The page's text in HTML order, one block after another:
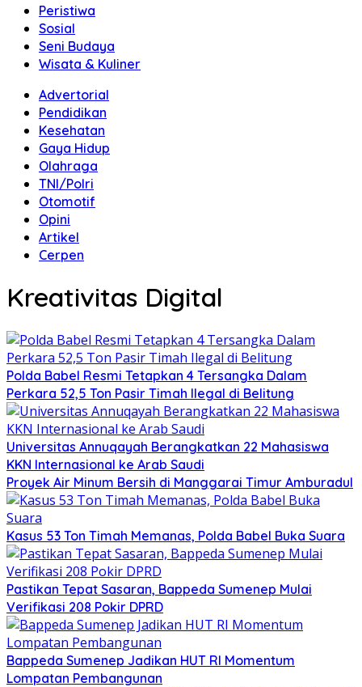
Peristiwa
Sosial
Seni Budaya
Wisata & Kuliner
Advertorial
Pendidikan
Kesehatan
Gaya Hidup
Olahraga
TNI/Polri
Otomotif
Opini
Artikel
Cerpen
Kreativitas Digital
Polda Babel Resmi Tetapkan 4 Tersangka Dalam
Perkara 52,5 Ton Pasir Timah Ilegal di Belitung
Universitas Annuqayah Berangkatkan 22 Mahasiswa
KKN Internasional ke Arab Saudi
Proyek Air Minum Bersih di Manggarai Timur Amburadul
Kasus 53 Ton Timah Memanas, Polda Babel Buka Suara
Pastikan Tepat Sasaran, Bappeda Sumenep Mulai
Verifikasi 208 Pokir DPRD
Bappeda Sumenep Jadikan HUT RI Momentum
Lompatan Pembangunan